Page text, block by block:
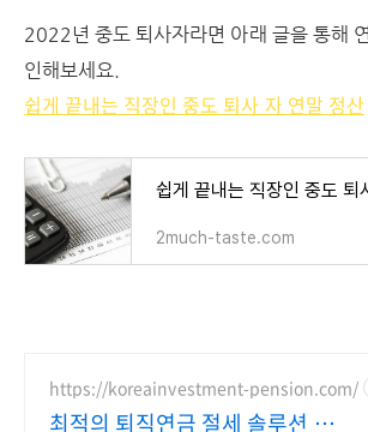
2022년 중도 퇴사자라면 아래 글을 통해
인해보세요.
쉽게 끝내는 직장인 중도 퇴사 자 연말 정산
쉽게 끝내는 직장인 중도 퇴
2much-taste.com
https://koreainvestment-pension.com/
최적의 퇴직연금 절세 솔루션 쉽